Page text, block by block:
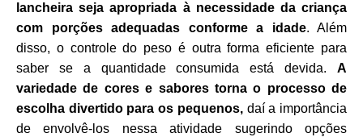
lancheira seja apropriada à necessidade da criança
com porções adequadas conforme a idade. Além
disso, o controle do peso é outra forma eficiente para
saber se a quantidade consumida está devida. A
variedade de cores e sabores torna o processo de
escolha divertido para os pequenos,daí a importância
de envolvê-los nessa atividade sugerindo opções